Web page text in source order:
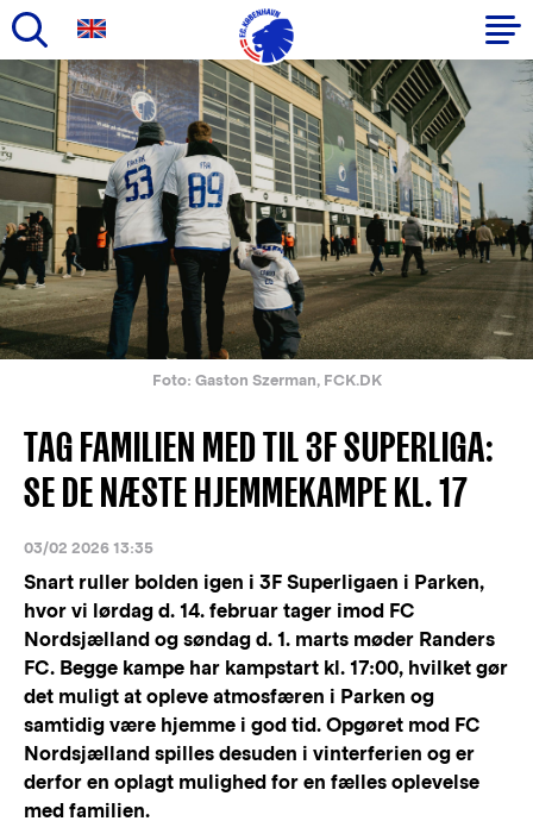
Gå
til
hovedindhold
Primær
navigation
Foto: Gaston Szerman, FCK.DK
TAG FAMILIEN MED TIL 3F SUPERLIGA:
SE DE NÆSTE HJEMMEKAMPE KL. 17
03/02 2026 13:35
Snart ruller bolden igen i 3F Superligaen i Parken,
hvor vi lørdag d. 14. februar tager imod FC
Nordsjælland og søndag d. 1. marts møder Randers
FC. Begge kampe har kampstart kl. 17:00, hvilket gør
det muligt at opleve atmosfæren i Parken og
samtidig være hjemme i god tid. Opgøret mod FC
Nordsjælland spilles desuden i vinterferien og er
derfor en oplagt mulighed for en fælles oplevelse
med familien.